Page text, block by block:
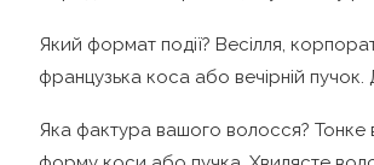
Який формат події? Весілля,
французька коса або вечірній
Яка фактура вашого волосся? Тонке